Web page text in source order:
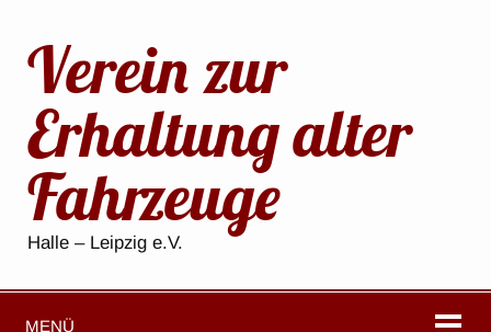
Verein zur
Erhaltung alter
Fahrzeuge
Halle – Leipzig e.V.
MENÜ